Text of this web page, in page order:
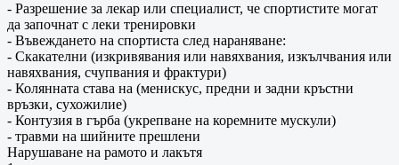
- Разрешение за лекар или специалист, че спортистите могат
да започнат с леки тренировки
- Въвеждането на спортиста след нараняване:
- Скакателни (изкривявания или навяхвания, изкълчвания или
навяхвания, счупвания и фрактури)
- Колянната става на (менискус, предни и задни кръстни
връзки, сухожилие)
- Контузия в гърба (укрепване на коремните мускули)
- травми на шийните прешлени
Нарушаване на рамото и лакътя